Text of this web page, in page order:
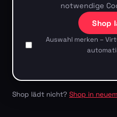
notwendige
Shop
Auswahl merken –
Shop lädt nicht? Shop in